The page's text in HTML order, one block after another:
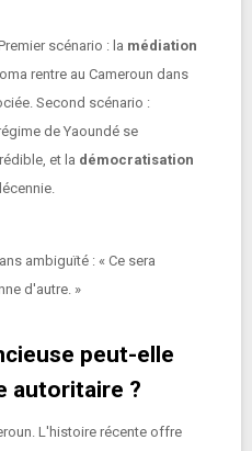
scénario : la médiation
rentre au Cameroun dans
Second scénario :
de Yaoundé se
et la démocratisation
ambiguïté : « Ce sera
d'autre. »
peut-elle
autoritaire ?
L'histoire récente offre